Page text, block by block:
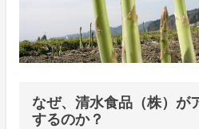
なぜ、清水食品（株）が
するのか？